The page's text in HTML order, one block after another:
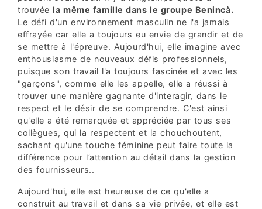
trouvéela même famille dans le groupe Benincà.
Le défi d'un environnement masculin ne l'a jamais
effrayée car elle a toujours eu envie de grandir et de
se mettre à l'épreuve. Aujourd'hui, elle imagine avec
enthousiasme de nouveaux défis professionnels,
puisque son travail l'a toujours fascinée et avec les
"garçons", comme elle les appelle, elle a réussi à
trouver une manière gagnante d'interagir, dans le
respect et le désir de se comprendre. C'est ainsi
qu'elle a été remarquée et appréciée par tous ses
collègues, qui la respectent et la chouchoutent,
sachant qu'une touche féminine peut faire toute la
différence pour l’attention au détail dans la gestion
des fournisseurs..
Aujourd'hui, elle est heureuse de ce qu'elle a
construit au travail et dans sa vie privée, et elle est